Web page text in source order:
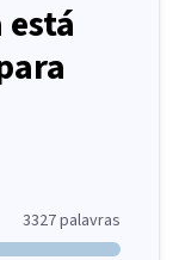
3327palavras